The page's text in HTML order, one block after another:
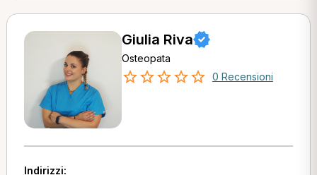
Giulia Riva
Osteopata
0 Recensioni
Indirizzi: